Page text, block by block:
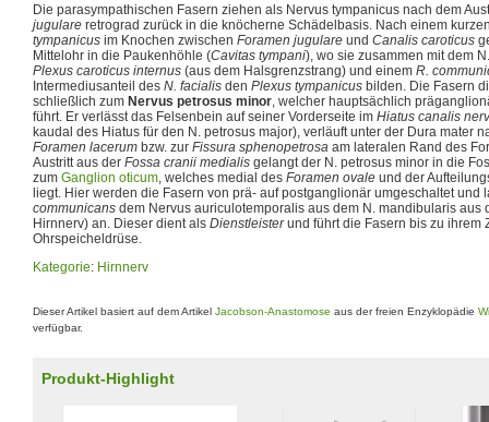
Die parasympathischen Fasern ziehen als Nervus tympanicus nach dem
jugulare retrograd zurück in die knöcherne Schädelbasis. Nach einem
tympanicus im Knochen zwischen Foramen jugulare und Canalis caroticus
Mittelohr in die Paukenhöhle (Cavitas tympani), wo sie zusammen mit dem
Plexus caroticus internus (aus dem Halsgrenzstrang) und einem R.
Intermediusanteil des N. facialis den Plexus tympanicus bilden. Die Fasern
schließlich zum Nervus petrosus minor, welcher hauptsächlich
führt. Er verlässt das Felsenbein auf seiner Vorderseite im Hiatus canalis
kaudal des Hiatus für den N. petrosus major), verläuft unter der Dura mater
Foramen lacerum bzw. zur Fissura sphenopetrosa am lateralen Rand des
Austritt aus der Fossa cranii medialis gelangt der N. petrosus minor in die
zum Ganglion oticum, welches medial des Foramen ovale und der
liegt. Hier werden die Fasern von prä- auf postganglionär umgeschaltet
communicans dem Nervus auriculotemporalis aus dem N. mandibularis aus
Hirnnerv) an. Dieser dient als Dienstleisterund führt die Fasern bis zu ihrem
Ohrspeicheldrüse.
Kategorie: Hirnnerv
Dieser Artikel basiert auf dem Artikel Jacobson-Anastomose aus der freien Enzyklopädie
verfügbar.
Produkt-Highlight